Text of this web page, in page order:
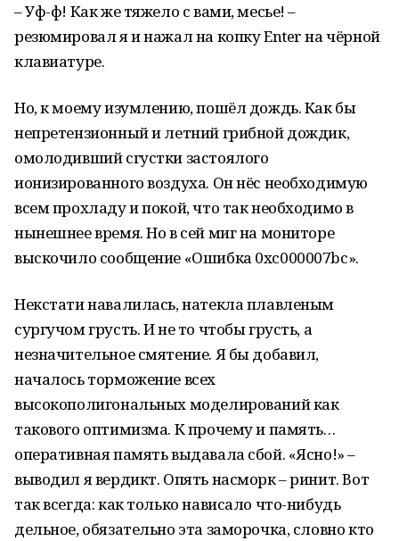
– Уф-ф! Как же тяжело с вами, месье! –
резюмировал я и нажал на копку Enter на чёрной
клавиатуре.
Но, к моему изумлению, пошёл дождь. Как бы
непретензионный и летний грибной дождик,
омолодивший сгустки застоялого
ионизированного воздуха. Он нёс необходимую
всем прохладу и покой, что так необходимо в
нынешнее время. Но в сей миг на мониторе
выскочило сообщение «Ошибка 0xc000007bс».
Некстати навалилась, натекла плавленым
сургучом грусть. И не то чтобы грусть, а
незначительное смятение. Я бы добавил,
началось торможение всех
высокополигональных моделирований как
такового оптимизма. К прочему и память…
оперативная память выдавала сбой. «Ясно!» –
выводил я вердикт. Опять насморк – ринит. Вот
так всегда: как только нависало что-нибудь
дельное, обязательно эта заморочка, словно кто